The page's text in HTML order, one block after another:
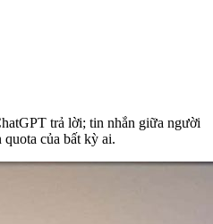
trả lời; tin nhắn giữa người
của bất kỳ ai.